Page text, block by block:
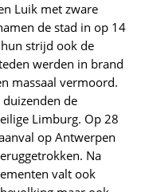
Luik met zware
de stad in op 14
strijd ook de
werden in brand
massaal vermoord.
de
Limburg. Op 28
op Antwerpen
Na
valt ook